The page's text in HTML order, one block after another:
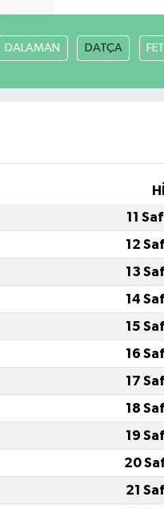
DALAMAN DATÇA
11
12
13
14
15
16
17
18
19
20
21